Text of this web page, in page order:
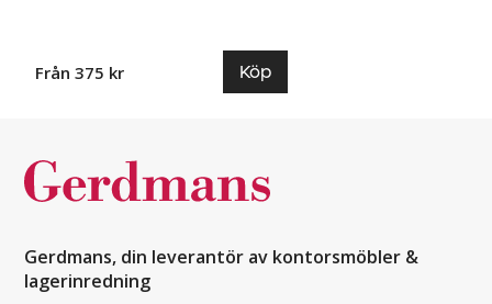
Från 375 kr Köp
Gerdmans, din leverantör av kontorsmöbler &
lagerinredning